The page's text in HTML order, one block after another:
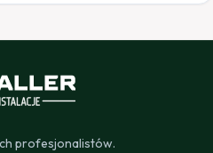
profesjonalistów.